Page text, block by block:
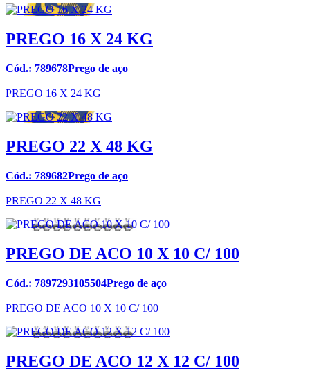
PREGO 16 X 24 KG
Cód.: 789678Prego de aço
PREGO 16 X 24 KG
PREGO 22 X 48 KG
Cód.: 789682Prego de aço
PREGO 22 X 48 KG
PREGO DE ACO 10 X 10 C/ 100
Cód.: 7897293105504Prego de aço
PREGO DE ACO 10 X 10 C/ 100
PREGO DE ACO 12 X 12 C/ 100